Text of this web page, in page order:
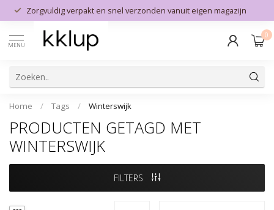
Zorgvuldig verpakt en snel verzonden vanuit eigen magazijn
MENU
0
Home / Tags / Winterswijk
PRODUCTEN GETAGD MET
WINTERSWIJK
FILTERS